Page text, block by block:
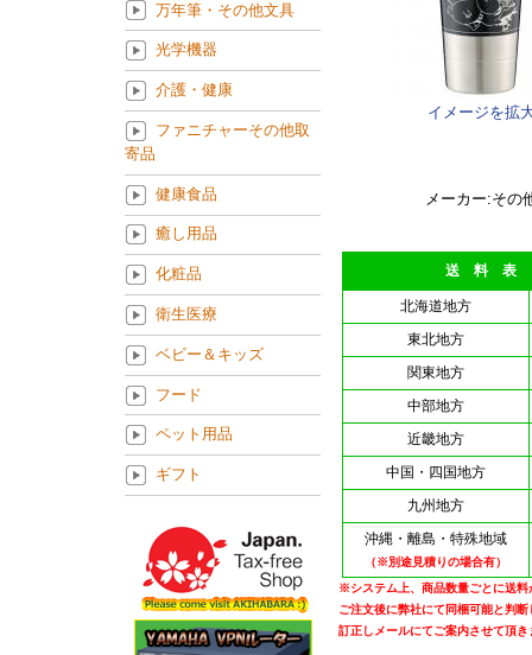
イメージを拡
メーカー:その
送 料 表
北海道地方
東北地方
関東地方
中部地方
近畿地方
中国・四国地方
九州地方
沖縄・離島・特殊地域
（※別途見積りの場合有）
※システム上、商品数量ごとに送料
ご注文後に弊社にて同梱可能と判
訂正しメールにてご案内させて頂き
万年筆・その他文具
光学機器
介護・健康
ファニチャーその他取
寄品
健康食品
癒し用品
化粧品
衛生医療
ベビー＆キッズ
フード
ペット用品
ギフト